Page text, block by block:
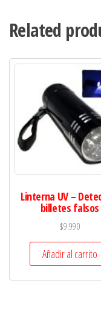
Related
Linterna UV –
billetes falsos
$9.990
Añadir al carrito